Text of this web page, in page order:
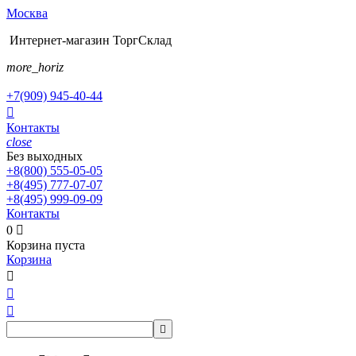
Москва
Интернет-магазин ТоргСклад
more_horiz
+7(909) 945-40-44

Контакты
close
Без выходных
+8(800) 555-05-05
+8(495) 777-07-07
+8(495) 999-09-09
Контакты
0 
Корзина пуста
Корзина



